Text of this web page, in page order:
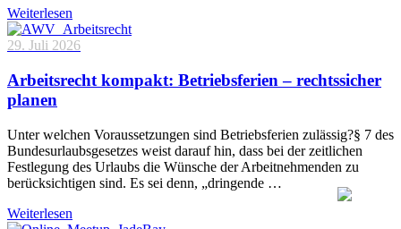
Weiterlesen
29. Juli 2026
Arbeitsrecht kompakt: Betriebsferien – rechtssicher
planen
Unter welchen Voraussetzungen sind Betriebsferien zulässig?§ 7 des
Bundesurlaubsgesetzes weist darauf hin, dass bei der zeitlichen
Festlegung des Urlaubs die Wünsche der Arbeitnehmenden zu
berücksichtigen sind. Es sei denn, „dringende …
Weiterlesen